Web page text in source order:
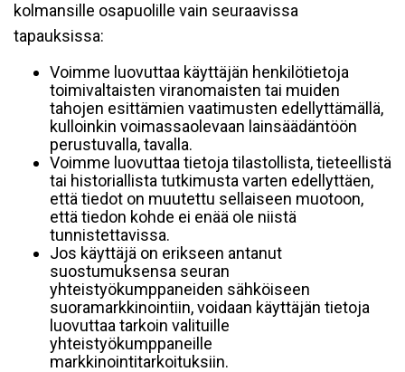
kolmansille osapuolille vain seuraavissa
tapauksissa:
Voimme luovuttaa käyttäjän henkilötietoja
toimivaltaisten viranomaisten tai muiden
tahojen esittämien vaatimusten edellyttämällä,
kulloinkin voimassaolevaan lainsäädäntöön
perustuvalla, tavalla.
Voimme luovuttaa tietoja tilastollista, tieteellistä
tai historiallista tutkimusta varten edellyttäen,
että tiedot on muutettu sellaiseen muotoon,
että tiedon kohde ei enää ole niistä
tunnistettavissa.
Jos käyttäjä on erikseen antanut
suostumuksensa seuran
yhteistyökumppaneiden sähköiseen
suoramarkkinointiin, voidaan käyttäjän tietoja
luovuttaa tarkoin valituille
yhteistyökumppaneille
markkinointitarkoituksiin.